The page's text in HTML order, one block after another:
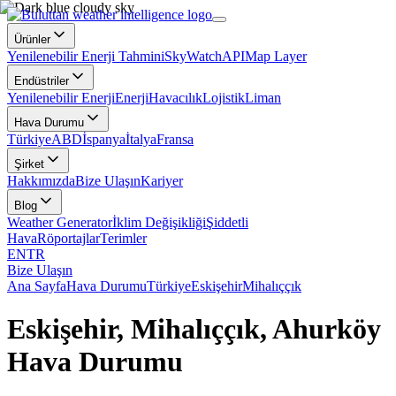
Ürünler
Yenilenebilir Enerji TahminiSkyWatchAPIMap Layer
Endüstriler
Yenilenebilir EnerjiEnerjiHavacılıkLojistikLiman
Hava Durumu
TürkiyeABDİspanyaİtalyaFransa
Şirket
HakkımızdaBize UlaşınKariyer
Blog
Weather Generatorİklim DeğişikliğiŞiddetli
HavaRöportajlarTerimler
ENTR
Bize Ulaşın
Ana SayfaHava DurumuTürkiyeEskişehirMihalıççık
Eskişehir, Mihalıççık, Ahurköy
Hava Durumu